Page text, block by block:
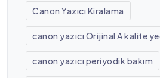
Canon Yazıcı Kiralama
canon yazıcı Orijinal A kalite
canon yazıcı periyodik bakım